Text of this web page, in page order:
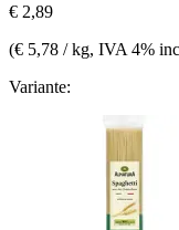
€ 2,89
(€ 5,78 / kg, IVA 4%
Variante: